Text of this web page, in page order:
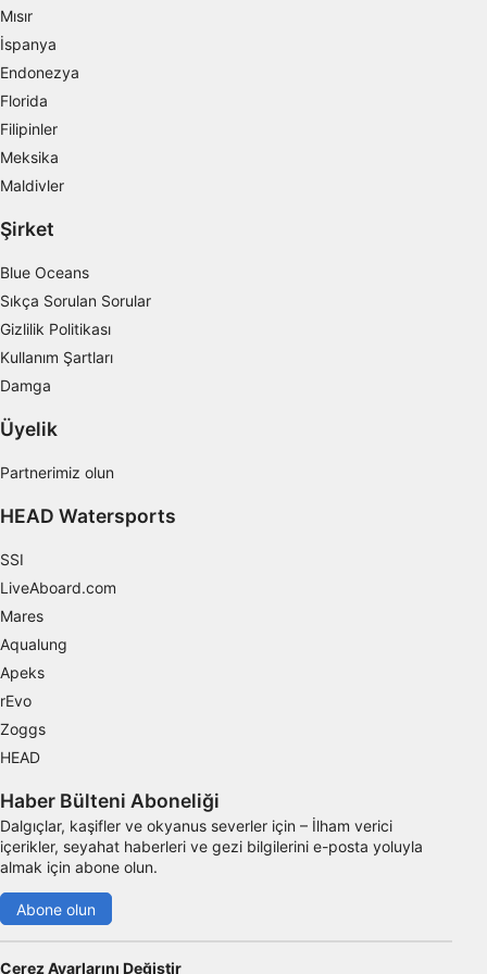
Mısır
İspanya
Endonezya
Florida
Filipinler
Meksika
Maldivler
Şirket
Blue Oceans
Sıkça Sorulan Sorular
Gizlilik Politikası
Kullanım Şartları
Damga
Üyelik
Partnerimiz olun
HEAD Watersports
SSI
LiveAboard.com
Mares
Aqualung
Apeks
rEvo
Zoggs
HEAD
Haber Bülteni Aboneliği
Dalgıçlar, kaşifler ve okyanus severler için – İlham verici
içerikler, seyahat haberleri ve gezi bilgilerini e-posta yoluyla
almak için abone olun.
Abone olun
Çerez Ayarlarını Değiştir
Kişiselleştirilmiş içerik seçmek için profilleri
kullanmak
Reklam performansını ölçmek
İçerik performansını ölçmek
anlamak
Hizmetleri geliştirmek ve iyileştirmek
İçerik seçmek için sınırlı veri kullanmak
IAB Özel Özellikleri:
Kesin coğrafi konum verilerini kullanmak
Aktif olarak talep edilen bilgilere dayanarak
Gerekli
Fonksiyonel